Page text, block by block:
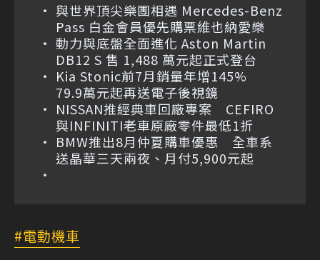
與世界頂尖樂團相遇 Mercedes-Benz
Pass 白金會員優先購票維也納愛樂
動力與底盤全面進化 Aston Martin
DB12 S 售 1,488 萬元起正式登台
Kia Stonic前7月銷量年增145%
79.9萬元起再送電子後視鏡
NISSAN推經典車回廠專案 CEFIRO
與INFINITI老車原廠零件最低1折
BMW推出8月仲夏購車優惠 全車系
送晶華三天兩夜、月付5,900元起
電動機車